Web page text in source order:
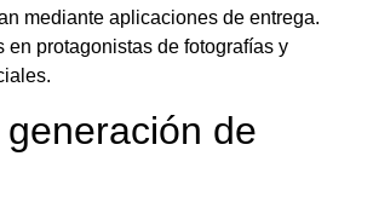
mediante aplicaciones de entrega.
protagonistas de fotografías y
de